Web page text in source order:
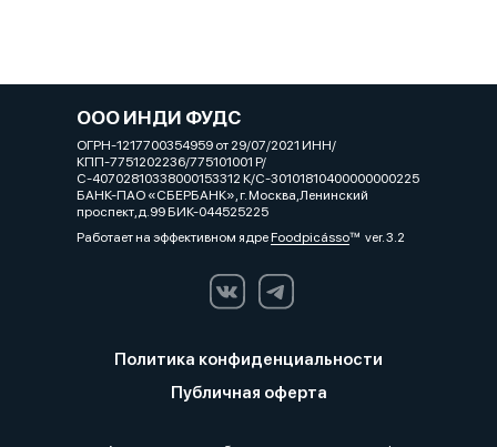
ООО ИНДИ ФУДС
ОГРН-1217700354959 от 29/07/2021 ИНН/
КПП-7751202236/775101001 Р/
С-40702810338000153312 К/С-30101810400000000225
БАНК-ПАО «СБЕРБАНК», г. Москва,Ленинский
проспект,д.99 БИК-044525225
Работает на эффективном ядреFoodpicássover. 3.2
Политика конфиденциальности
Публичная оферта